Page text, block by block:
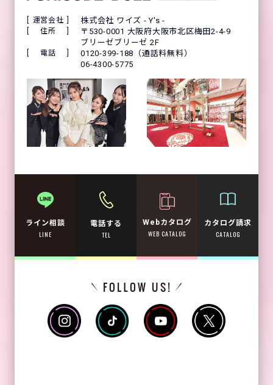
運営会社 株式会社 ワイズ - Y's -
住所
〒530-0001 大阪府大阪市北区梅田2-4-9
ブリーゼブリーゼ 2F
電話
0120-399-188（通話料無料）
06-4300-5775
ライン相談
LINE
電話する
TEL
Webカタログ
WEB CATALOG
カタログ請求
CATALOG